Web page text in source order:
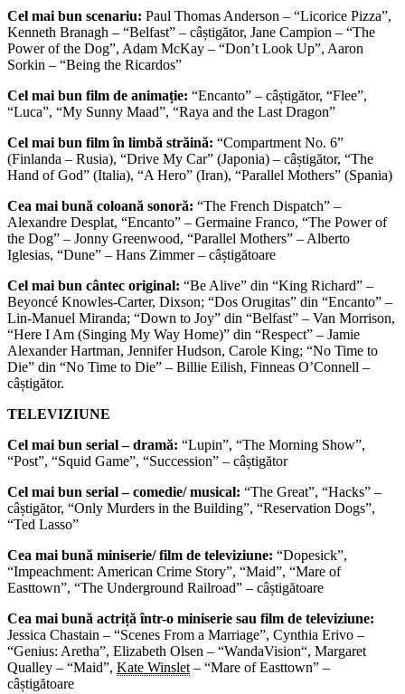
Cel mai bun scenariu: Paul Thomas Anderson – “Licorice Pizza”,
Kenneth Branagh – “Belfast” – câștigător, Jane Campion – “The
Power of the Dog”, Adam McKay – “Don’t Look Up”, Aaron
Sorkin – “Being the Ricardos”
Cel mai bun film de animație: “Encanto” – câștigător, “Flee”,
“Luca”, “My Sunny Maad”, “Raya and the Last Dragon”
Cel mai bun film în limbă străină: “Compartment No. 6”
(Finlanda – Rusia), “Drive My Car” (Japonia) – câștigător, “The
Hand of God” (Italia), “A Hero” (Iran), “Parallel Mothers” (Spania)
Cea mai bună coloană sonoră: “The French Dispatch” –
Alexandre Desplat, “Encanto” – Germaine Franco, “The Power of
the Dog” – Jonny Greenwood, “Parallel Mothers” – Alberto
Iglesias, “Dune” – Hans Zimmer – câștigătoare
Cel mai bun cântec original: “Be Alive” din “King Richard” –
Beyoncé Knowles-Carter, Dixson; “Dos Orugitas” din “Encanto” –
Lin-Manuel Miranda; “Down to Joy” din “Belfast” – Van Morrison,
“Here I Am (Singing My Way Home)” din “Respect” – Jamie
Alexander Hartman, Jennifer Hudson, Carole King; “No Time to
Die” din “No Time to Die” – Billie Eilish, Finneas O’Connell –
câștigător.
TELEVIZIUNE
Cel mai bun serial – dramă: “Lupin”, “The Morning Show”,
“Post”, “Squid Game”, “Succession” – câștigător
Cel mai bun serial – comedie/ musical: “The Great”, “Hacks” –
câștigător, “Only Murders in the Building”, “Reservation Dogs”,
“Ted Lasso”
Cea mai bună miniserie/ film de televiziune: “Dopesick”,
“Impeachment: American Crime Story”, “Maid”, “Mare of
Easttown”, “The Underground Railroad” – câștigătoare
Cea mai bună actriță într-o miniserie sau film de televiziune:
Jessica Chastain – “Scenes From a Marriage”, Cynthia Erivo –
“Genius: Aretha”, Elizabeth Olsen – “WandaVision“, Margaret
Qualley – “Maid”, Kate Winslet – “Mare of Easttown” –
câștigătoare